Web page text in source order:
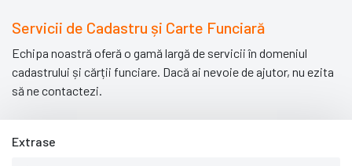
Servicii de Cadastru și Carte Funciară
Echipa noastră oferă o gamă largă de servicii în domeniul
cadastrului și cărții funciare. Dacă ai nevoie de ajutor, nu ezita
să ne contactezi.
Extrase